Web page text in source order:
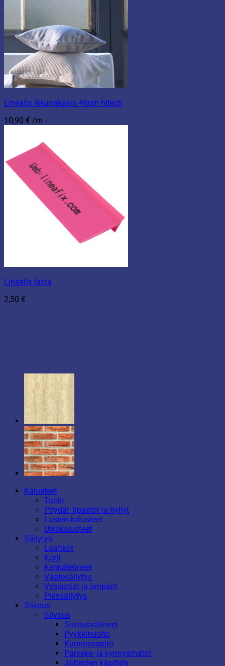
Lineafix ikkunakalvo 46cm hitech
10,90 € /m
Lineafix lasta
2,50 €
Kalusteet
Tuolit
Pöydät, lipastot ja hyllyt
Lasten kalusteet
Ulkokalusteet
Säilytys
Laatikot
Korit
Kenkätelineet
Vaatesäilytys
Vesiastiat ja ämpärit
Piensäilytys
Siivous
Siivous
Siivousvälineet
Pyykkihuolto
Kunnossapito
Parveke- ja kynnysmatot
Jätteiden käsittely